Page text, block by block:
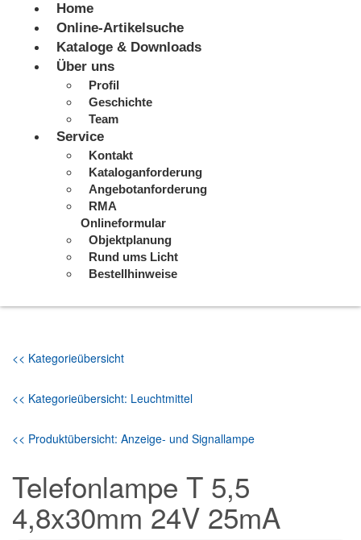
Home
Online-Artikelsuche
Kataloge & Downloads
Über uns
Profil
Geschichte
Team
Service
Kontakt
Kataloganforderung
Angebotanforderung
RMA
Onlineformular
Objektplanung
Rund ums Licht
Bestellhinweise
<< Kategorieübersicht
<< Kategorieübersicht: Leuchtmittel
<< Produktübersicht: Anzeige- und Signallampe
Telefonlampe T 5,5
4,8x30mm 24V 25mA